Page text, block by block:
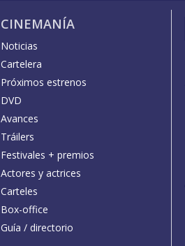
CINEMANÍA
Noticias
Cartelera
Próximos estrenos
DVD
Avances
Tráilers
Festivales + premios
Actores y actrices
Carteles
Box-office
Guía / directorio